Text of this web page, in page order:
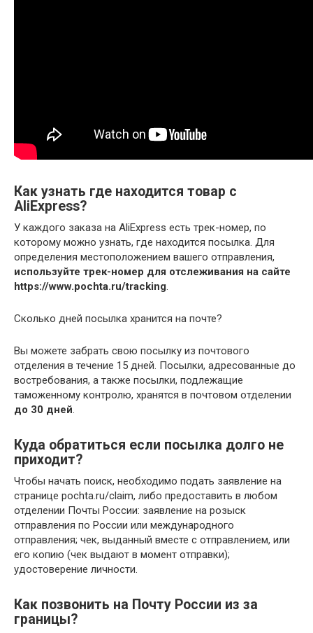
Как узнать где находится товар с
AliExpress?
У каждого заказа на AliExpress есть трек-номер, по
которому можно узнать, где находится посылка. Для
определения местоположением вашего отправления,
используйте трек-номер для отслеживания на сайте
https://www.pochta.ru/tracking.
Сколько дней посылка хранится на почте?
Вы можете забрать свою посылку из почтового
отделения в течение 15 дней. Посылки, адресованные до
востребования, а также посылки, подлежащие
таможенному контролю, хранятся в почтовом отделении
до 30 дней.
Куда обратиться если посылка долго не
приходит?
Чтобы начать поиск, необходимо подать заявление на
странице pochta.ru/claim, либо предоставить в любом
отделении Почты России: заявление на розыск
отправления по России или международного
отправления; чек, выданный вместе с отправлением, или
его копию (чек выдают в момент отправки);
удостоверение личности.
Как позвонить на Почту России из за
границы?